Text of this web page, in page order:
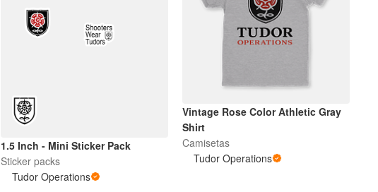
1.5 Inch - Mini Sticker Pack
Sticker packs
Tudor Operations
Vintage Rose Color Athletic Gray
Shirt
Camisetas
Tudor Operations